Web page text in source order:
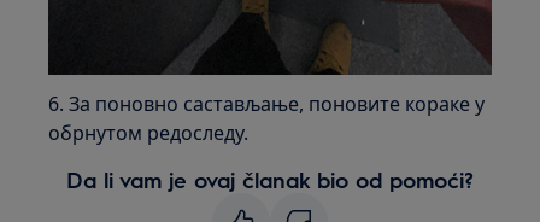
6. За поновно састављање, поновите кораке у
обрнутом редоследу.
Da li vam je ovaj članak bio od pomoći?